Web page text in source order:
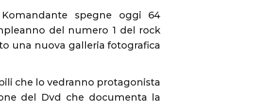
spegne oggi 64
del numero 1 del rock
una nuova galleria fotografica
che lo vedranno protagonista
del Dvd che documenta la